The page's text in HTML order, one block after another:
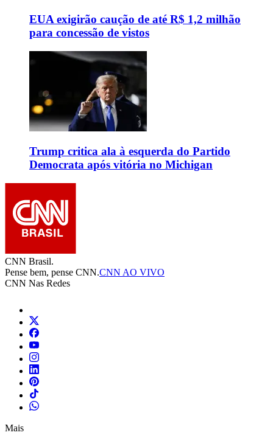
EUA exigirão caução de até R$ 1,2 milhão
para concessão de vistos
Trump critica ala à esquerda do Partido
Democrata após vitória no Michigan
CNN Brasil.
Pense bem, pense CNN.CNN AO VIVO
CNN Nas Redes
Mais